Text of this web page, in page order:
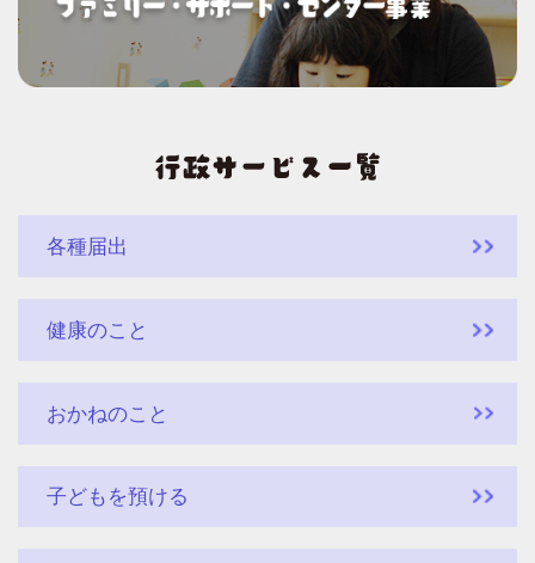
各種届出
健康のこと
おかねのこと
子どもを預ける